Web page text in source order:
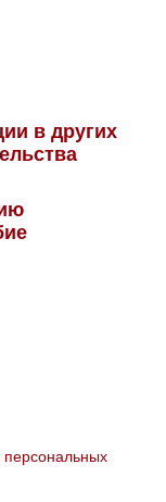
в других
персональных